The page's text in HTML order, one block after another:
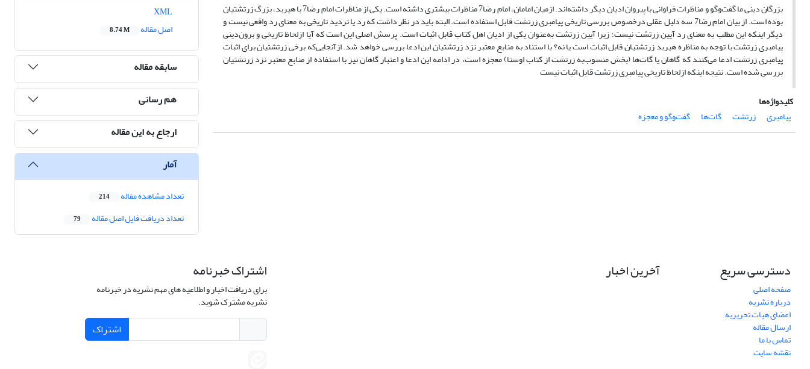
بزرگان دینی ما گفت‌و‌گو و مناظرات فراوانی با پیروان ادیان دیگر داشته‌اند. ازمیان امامان، امام رضا7 مناظرات بیشتری داشته است. یکی از مناظرات امام رضا7 با هیربد، بزرگ زرتشتیان
بوده است. از بیان امام رضا7 سه دلیل عقلی درخصوص بررسی تاریخی پیامبری زرتشت قابل استفاده است. البته باید در نظر داشت که رد یا تردید تاریخی به معنای رد واقعی نیست و
دیگر اینکه این مطلب به معنای رد آیین زرتشت نیست؛ زیرا آیین زرتشت به‌عنوان یکی از ادیان اهل کتاب قابل اثبات است. پرسش اصلی این است که آیا ازلحاظ تاریخی و برون‌دینی
پیامبری زرتشت با توجه به مناظره هیربد زرتشتیان قابل اثبات است یا نه؟ با استناد به منابع معتبر نزد زرتشتیان این ادعا بررسی خواهد شد. ازآنجایی‌که برخی زرتشتیان برای اثبات
پیامبری زرتشت ادعا می‌‌کنند که گاهان یا گات‌ها (بخش منسوب‌به زرتشت از کتاب اوستا) معجزه است، در ادامه این ادعا و اعتبار گاهان نیز با استفاده از منابع معتبر نزد زرتشتیان
بررسی شده است. نتیجه اینکه ازلحاظ تاریخی پیامبری زرتشت قابل اثبات نیست
کلیدواژه‌ها
پیامبری
زرتشت گات‌ها گفت‌وگو و معجزه
اصل مقاله
8.74 M
سابقه مقاله
هم رسانی
ارجاع به این مقاله
آمار
تعداد مشاهده مقاله 214
تعداد دریافت فایل اصل مقاله 79
دسترسی سریع
صفحه اصلی
درباره نشریه
اعضای هیات تحریریه
ارسال مقاله
تماس با ما
نقشه سایت
آخرین اخبار اشتراک خبرنامه
برای دریافت اخبار و اطلاعیه های مهم نشریه در خبرنامه
نشریه مشترک شوید.
اشتراک